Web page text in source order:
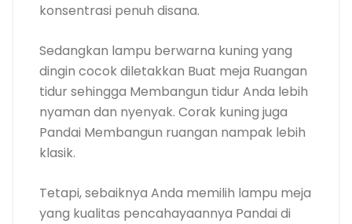
konsentrasi penuh disana.
Sedangkan lampu berwarna kuning yang
dingin cocok diletakkan Buat meja Ruangan
tidur sehingga Membangun tidur Anda lebih
nyaman dan nyenyak. Corak kuning juga
Pandai Membangun ruangan nampak lebih
klasik.
Tetapi, sebaiknya Anda memilih lampu meja
yang kualitas pencahayaannya Pandai di